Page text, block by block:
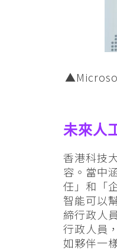
未來人
香港科技
容。當中
任」和「
智能可以
締行政人
行政人員
如夥伴一